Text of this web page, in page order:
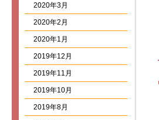
2020年3月
2020年2月
2020年1月
2019年12月
2019年11月
2019年10月
2019年8月